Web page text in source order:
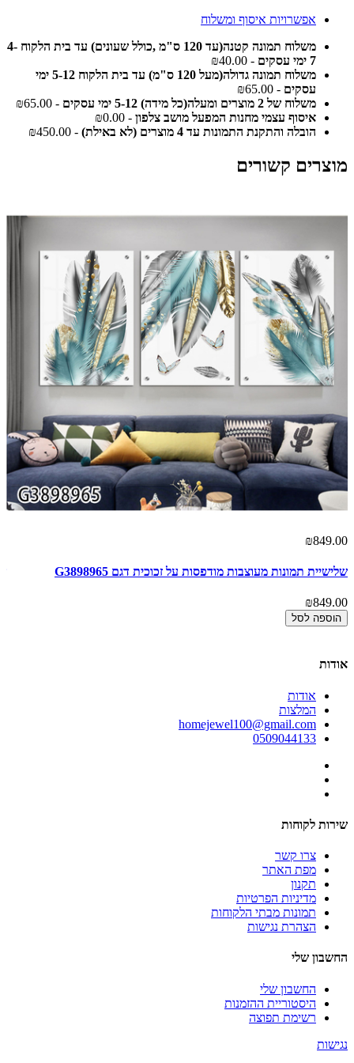
אפשרויות איסוף ומשלוח
משלוח תמונה קטנה(עד 120 ס"מ ,כולל שעונים) עד בית הלקוח 4-
7 ימי עסקים
- ₪40.00
משלוח תמונה גדולה(מעל 120 ס"מ) עד בית הלקוח 5-12 ימי
עסקים - ₪65.00
משלוח של 2 מוצרים ומעלה(כל מידה) 5-12 ימי עסקים
- ₪65.00
איסוף עצמי מחנות המפעל מושב צלפון - ₪0.00
הובלה והתקנת התמונות עד 4 מוצרים (לא באילת)
- ₪450.00
מוצרים קשורים
₪849.00
שלישיית תמונות מעוצבות מודפסות על זכוכית דגם G3898965
₪849.00
הוספה לסל
אודות
אודות
המלצות
homejewel100@gmail.com
0509044133
שירות לקוחות
צרו קשר
מפת האתר
תקנון
מדיניות הפרטיות
תמונות מבתי הלקוחות
הצהרת נגישות
החשבון שלי
החשבון שלי
היסטוריית ההזמנות
רשימת תפוצה
נגישות